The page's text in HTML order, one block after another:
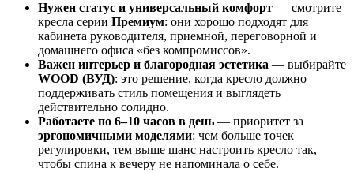
Нужен статус и универсальный комфорт — смотрите
кресла серии Премиум: они хорошо подходят для
кабинета руководителя, приемной, переговорной и
домашнего офиса «без компромиссов».
Важен интерьер и благородная эстетика — выбирайте
WOOD (ВУД): это решение, когда кресло должно
поддерживать стиль помещения и выглядеть
действительно солидно.
Работаете по 6–10 часов в день — приоритет за
эргономичными моделями: чем больше точек
регулировки, тем выше шанс настроить кресло так,
чтобы спина к вечеру не напоминала о себе.